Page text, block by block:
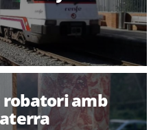
amb